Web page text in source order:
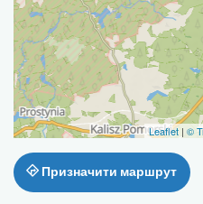
Leaflet | ©
Призначити маршрут